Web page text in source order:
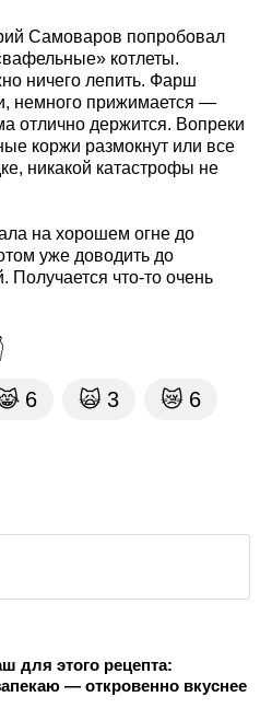
Самоваров попробовал
котлеты.
ничего лепить. Фарш
немного прижимается —
отлично держится. Вопреки
коржи размокнут или все
никакой катастрофы не
на хорошем огне до
уже доводить до
Получается что-то очень
6 🙀 3 😿 6
для этого рецепта:
— откровенно вкуснее